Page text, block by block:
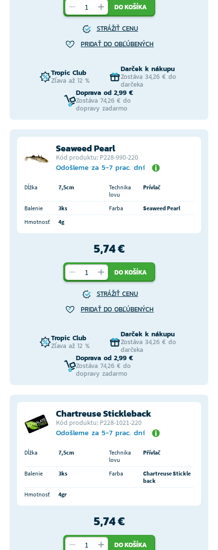
DO KOŠÍKA
STRÁŽIŤ CENU
PRIDAŤ DO OBĽÚBENÝCH
Tropic Club
Zľava až 12 %
Darček k nákupu
Zostáva 34,26 € do
darčeka
Doprava od 2,99 €
Zostáva 74,26 € do
dopravy zadarmo
Seaweed Pearl
Kód produktu: P228-990-220
Odošleme za 5-7 prac. dní
Dĺžka 7,5cm
Technika
lovu
Prívlač
Balenie 3ks Farba
Seaweed Pearl
Hmotnosť
4g
5,74 €
DO KOŠÍKA
STRÁŽIŤ CENU
PRIDAŤ DO OBĽÚBENÝCH
Tropic Club
Zľava až 12 %
Darček k nákupu
Zostáva 34,26 € do
darčeka
Doprava od 2,99 €
Zostáva 74,26 € do
dopravy zadarmo
Chartreuse Stickleback
Kód produktu: P228-1021-220
Odošleme za 5-7 prac. dní
Dĺžka 7,5cm
Technika
lovu
Přívlač
Balenie 3ks Farba
Chartreuse Stickle
back
Hmotnosť
4gr
5,74 €
DO KOŠÍKA